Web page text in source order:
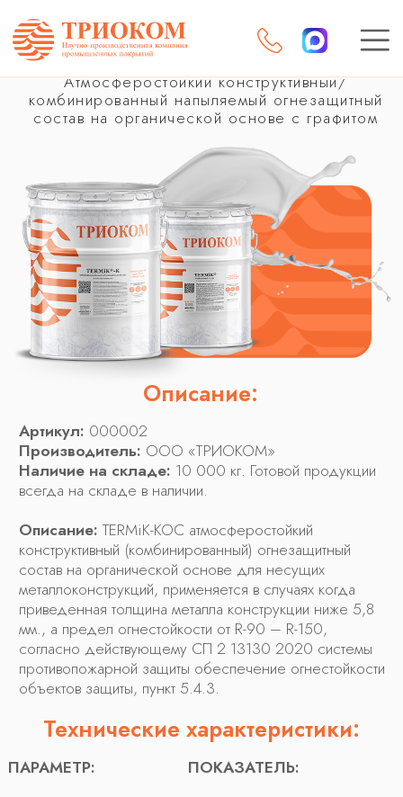
комбинированный напыляемый огнезащитный
состав на органической основе с графитом
Артикул: 000002
Производитель:ООО «ТРИОКОМ»
всегда на складе в наличии.
Описание:TERMiK-КОС атмосферостойкий
конструктивный (комбинированный) огнезащитный
состав на органической основе для несущих
металлоконструкций, применяется в случаях когда
приведенная толщина металла конструкции ниже 5,8
согласно действующему СП 2 13130 2020 системы
противопожарной защиты обеспечение огнестойкости
объектов защиты, пункт 5.4.3.
ПАРАМЕТР:
Предел
огнестойкости
Тип покрытия
Расход ОГЗС
ПОКАЗАТЕЛЬ:
R-90/R-120/R-150
Огнезащитное: 1 - слой не
вспучивающаяся теплоизоляция
TERMiK-K; 2 - слой
состав TERMiK
От 3,16 - 9,21 мм
Определяется методом
технического рассчета (ТР) по
TERMiK-КОС
Описание:
Технические характеристики: